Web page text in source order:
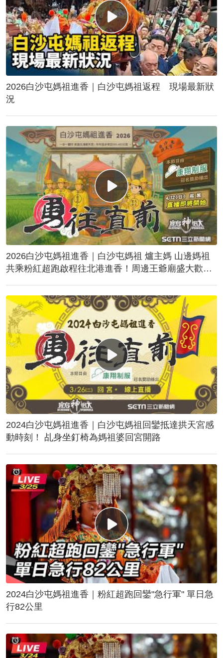
2026白沙屯媽祖進香｜白沙屯媽祖返程 現場最新狀
況
2026白沙屯媽祖進香｜白沙屯媽祖 爐主媽 山邊媽祖
共乘粉紅超跑啟程往北港進香！周邊王爺廟盛大歡
2024白沙屯媽祖進香｜白沙屯媽祖回鑾抵達拱天宮感
動時刻！ 乩身坐釘椅為媽祖婆回宮開路
2024白沙屯媽祖進香｜粉紅超跑回鑾"急行軍" 單日急
行82公里